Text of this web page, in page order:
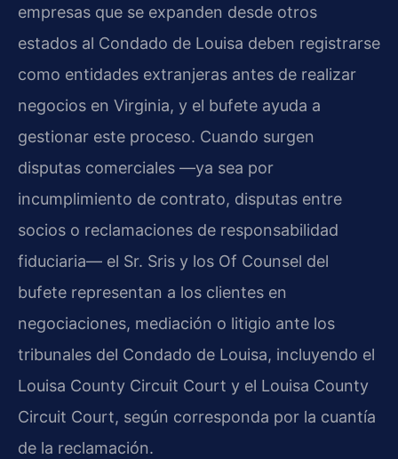
empresas que se expanden desde otros
estados al Condado de Louisa deben registrarse
como entidades extranjeras antes de realizar
negocios en Virginia, y el bufete ayuda a
gestionar este proceso. Cuando surgen
disputas comerciales —ya sea por
incumplimiento de contrato, disputas entre
socios o reclamaciones de responsabilidad
fiduciaria— el Sr. Sris y los Of Counsel del
bufete representan a los clientes en
negociaciones, mediación o litigio ante los
tribunales del Condado de Louisa, incluyendo el
Louisa County Circuit Court y el Louisa County
Circuit Court, según corresponda por la cuantía
de la reclamación.